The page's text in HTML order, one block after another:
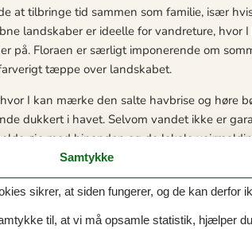
at tilbringe tid sammen som familie, især
landskaber er ideelle for vandreture, hvor
på. Floraen er særligt imponerende om
tæppe over landskabet.
I kan mærke den salte havbrise og høre
dukkert i havet. Selvom vandet ikke er
øje med hinanden og de lokale
for at opleve naturen på en ny måde. I kan
og mærke den kølige natluft. Med lidt held
oplevelse, der kan skabe minder for livet for
Samtykke
sikrer, at siden fungerer, og de kan derfor
til, at vi må opsamle statistik, hjælper